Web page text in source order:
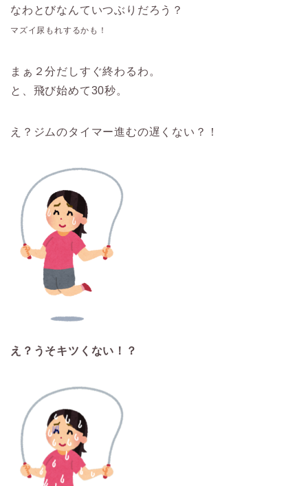
なわとびなんていつぶりだろう？
マズイ尿もれするかも！
まぁ２分だしすぐ終わるわ。
と、飛び始めて30秒。
え？ジムのタイマー進むの遅くない？！
え？うそキツくない！？